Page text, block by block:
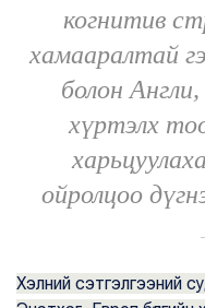
когнитив
хамааралтай
болон
хүртэлх
ойролцоо
Хэлний сэтгэлгээний